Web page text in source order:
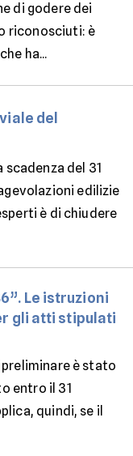
di godere dei
riconosciuti: è
ha...
del
del 31
edilizie
è di chiudere
Le istruzioni
gli atti stipulati
è stato
entro il 31
quindi, se il